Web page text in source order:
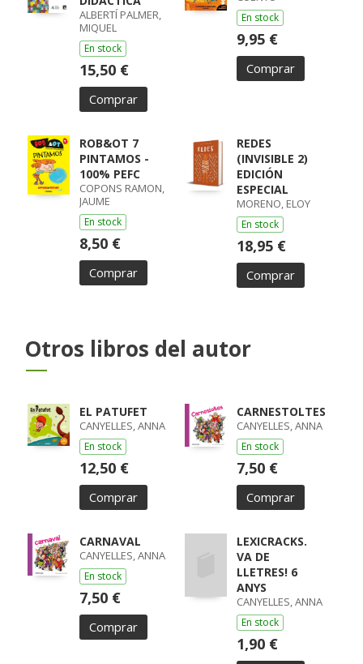
ALBERTÍ PALMER,
MIQUEL
En stock
15,50 €
Comprar
En stock
9,95 €
Comprar
ROB&OT 7
PINTAMOS -
100% PEFC
COPONS RAMON,
JAUME
En stock
8,50 €
Comprar
REDES
(INVISIBLE 2)
EDICIÓN
ESPECIAL
MORENO, ELOY
En stock
18,95 €
Comprar
Otros libros del autor
EL PATUFET
CANYELLES, ANNA
En stock
12,50 €
Comprar
CARNESTOLTES
CANYELLES, ANNA
En stock
7,50 €
Comprar
CARNAVAL
CANYELLES, ANNA
En stock
7,50 €
Comprar
LEXICRACKS.
VA DE
LLETRES! 6
ANYS
CANYELLES, ANNA
En stock
1,90 €